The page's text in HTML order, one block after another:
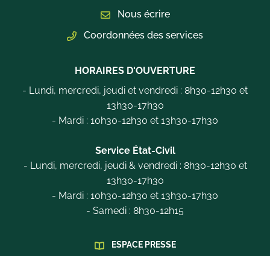
Nous écrire
Coordonnées des services
HORAIRES D'OUVERTURE
- Lundi, mercredi, jeudi et vendredi : 8h30-12h30 et
13h30-17h30
- Mardi : 10h30-12h30 et 13h30-17h30
Service État-Civil
- Lundi, mercredi, jeudi & vendredi : 8h30-12h30 et
13h30-17h30
- Mardi : 10h30-12h30 et 13h30-17h30
- Samedi : 8h30-12h15
ESPACE PRESSE